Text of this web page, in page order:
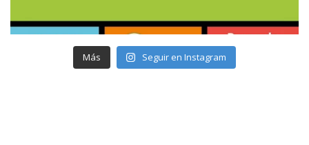
Más Seguir en Instagram